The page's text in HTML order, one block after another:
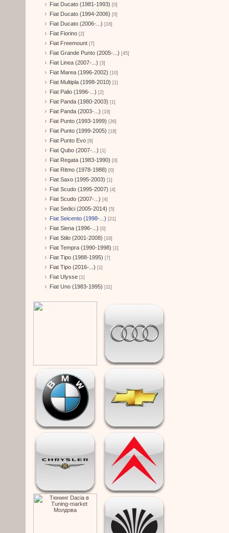
Fiat Ducato (1981-1993) [0]
Fiat Ducato (1994-2006) [0]
Fiat Ducato (2006-...) [16]
Fiat Fiorino [2]
Fiat Freemount [7]
Fiat Grande Punto (2005-...) [45]
Fiat Linea (2007-...) [3]
Fiat Marea (1996-2002) [10]
Fiat Multipla (1998-2010) [1]
Fiat Palio (1996-...) [2]
Fiat Panda (1980-2003) [1]
Fiat Panda (2003-...) [19]
Fiat Punto (1993-1999) [36]
Fiat Punto (1999-2005) [18]
Fiat Punto Evo [8]
Fiat Qubo (2007-...) [1]
Fiat Regata (1983-1990) [0]
Fiat Ritmo (1978-1988) [0]
Fiat Saxo (1995-2003) [1]
Fiat Scudo (1995-2007) [4]
Fiat Scudo (2007-...) [4]
Fiat Sedici (2005-2014) [5]
Fiat Seicento (1998-...) [21]
Fiat Siena (1996-...) [0]
Fiat Stilo (2001-2008) [18]
Fiat Tempra (1990-1998) [1]
Fiat Tipo (1988-1995) [7]
Fiat Tipo (2016-...) [1]
Fiat Ulysse [1]
Fiat Uno (1983-1995) [11]